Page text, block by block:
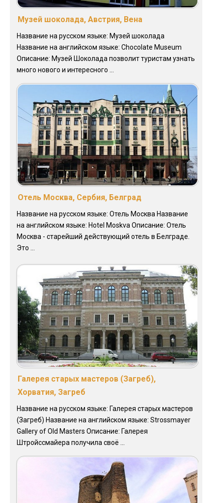
Музей шоколада, Австрия, Вена
Название на русском языке: Музей шоколада
Название на английском языке: Chocolate Museum
Описание: Музей Шоколада позволит туристам узнать
много нового и интересного ...
Отель Москва, Сербия, Белград
Название на русском языке: Отель Москва Название
на английском языке: Hotel Moskva Описание: Отель
Москва - старейший действующий отель в Белграде.
Это ...
Галерея старых мастеров (Загреб),
Хорватия, Загреб
Название на русском языке: Галерея старых мастеров
(Загреб) Название на английском языке: Strossmayer
Gallery of Old Masters Описание: Галерея
Штройссмайера получила своё ...